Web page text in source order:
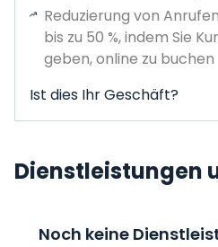
Reduzierung von
bis zu 50 %, indem Sie
geben, online zu buchen
Ist dies Ihr Geschäft?
Dienstleistungen
Noch keine